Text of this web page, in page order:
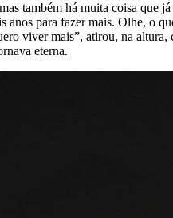
também há muita coisa que
anos para fazer mais. Olhe, o
viver mais”, atirou, na
eterna.